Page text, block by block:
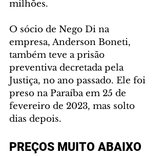
milhões.
O sócio de Nego Di na
empresa, Anderson Boneti,
também teve a prisão
preventiva decretada pela
Justiça, no ano passado. Ele foi
preso na Paraíba em 25 de
fevereiro de 2023, mas solto
dias depois.
PREÇOS MUITO ABAIXO